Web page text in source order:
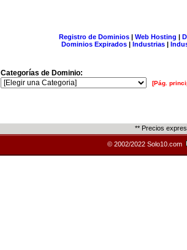
Registro de Dominios| Web Hosting |
Dominios Expirados | Industrias |
Categorías de Dominio:
[Pág.
** Precios
© 2002/2022 Solo10.com